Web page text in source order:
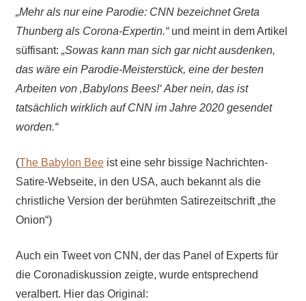
„Mehr als nur eine Parodie: CNN bezeichnet Greta
Thunberg als Corona-Expertin.“und meint in dem Artikel
süffisant: „Sowas kann man sich gar nicht ausdenken,
das wäre ein Parodie-Meisterstück, eine der besten
Arbeiten von ‚Babylons Bees!‘ Aber nein, das ist
tatsächlich wirklich auf CNN im Jahre 2020 gesendet
worden.“
(The Babylon Beeist eine sehr bissige Nachrichten-
Satire-Webseite, in den USA, auch bekannt als die
christliche Version der berühmten Satirezeitschrift „the
Onion“)
Auch ein Tweet von CNN, der das Panel of Experts für
die Coronadiskussion zeigte, wurde entsprechend
veralbert. Hier das Original: